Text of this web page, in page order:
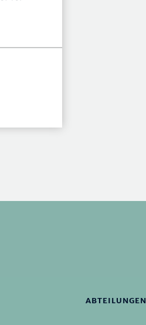
ABTEILUNGEN